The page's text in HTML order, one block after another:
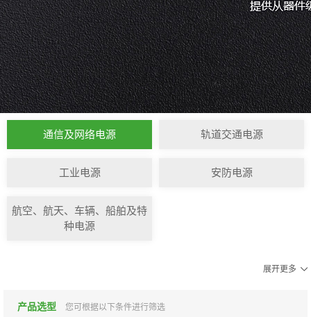
通信及网络电源 轨道交通电源
工业电源 安防电源
航空、航天、车辆、船舶及特
种电源
展开更多
产品选型 您可根据以下条件进行筛选